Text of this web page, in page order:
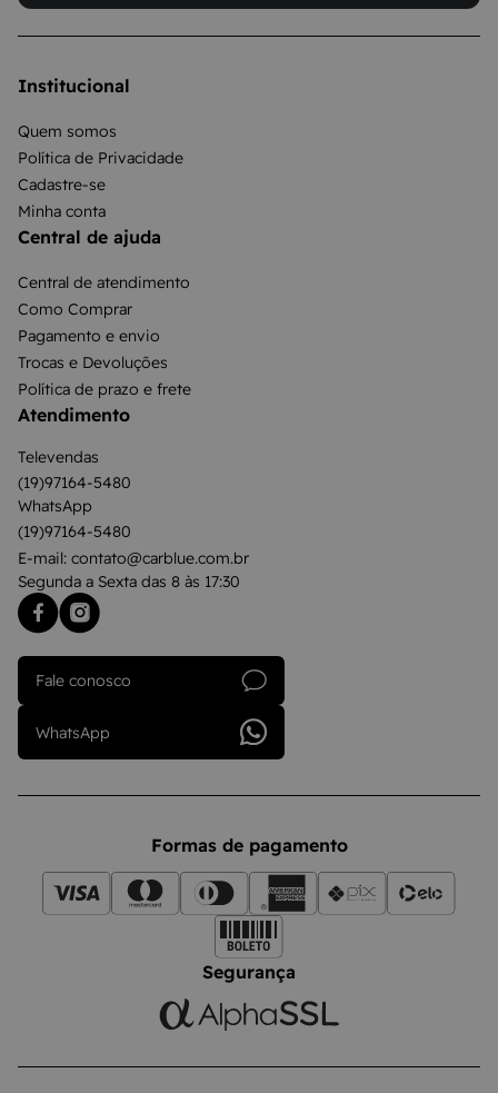
Institucional
Quem somos
Política de Privacidade
Cadastre-se
Minha conta
Central de ajuda
Central de atendimento
Como Comprar
Pagamento e envio
Trocas e Devoluções
Política de prazo e frete
Atendimento
Televendas
(19)97164-5480
WhatsApp
(19)97164-5480
E-mail: contato@carblue.com.br
Segunda a Sexta das 8 às 17:30
Fale conosco
WhatsApp
Formas de pagamento
Segurança